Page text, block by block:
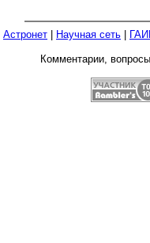
Астронет Научная сеть
Комментарии,